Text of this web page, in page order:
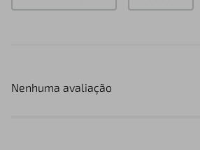
Nenhuma avaliação